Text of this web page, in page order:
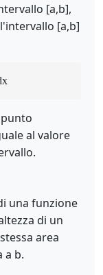
[a,b],
[a,b]
al valore
una funzione
di un
area
a b.